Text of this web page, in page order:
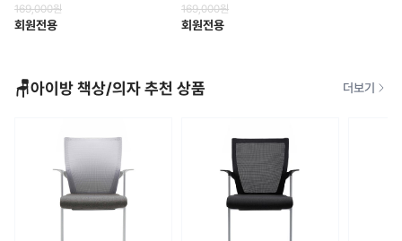
169,000원
회원전용
169,000원
회원전용
🪑아이방 책상/의자 추천 상품 더보기